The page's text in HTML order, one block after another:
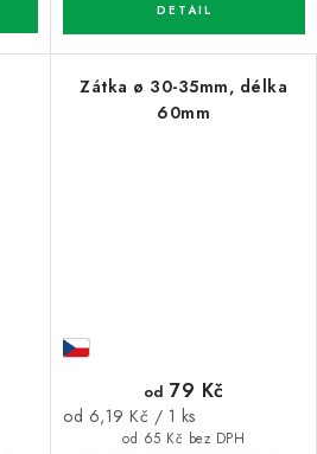
Zátka ø 30-35mm, délka
60mm
od 65 Kč bez DPH
od 79 Kč
Měrná
od 6,19 Kč / 1 ks